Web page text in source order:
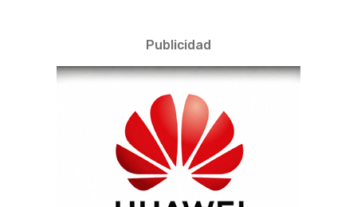
Publicidad